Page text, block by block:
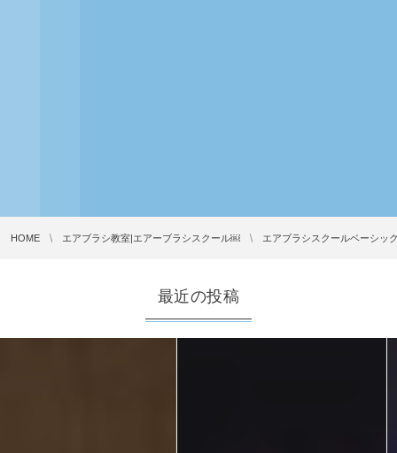
HOME エアブラシ教室|エアーブラシスクール￼ エアブラシスクールベーシッ
最近の投稿